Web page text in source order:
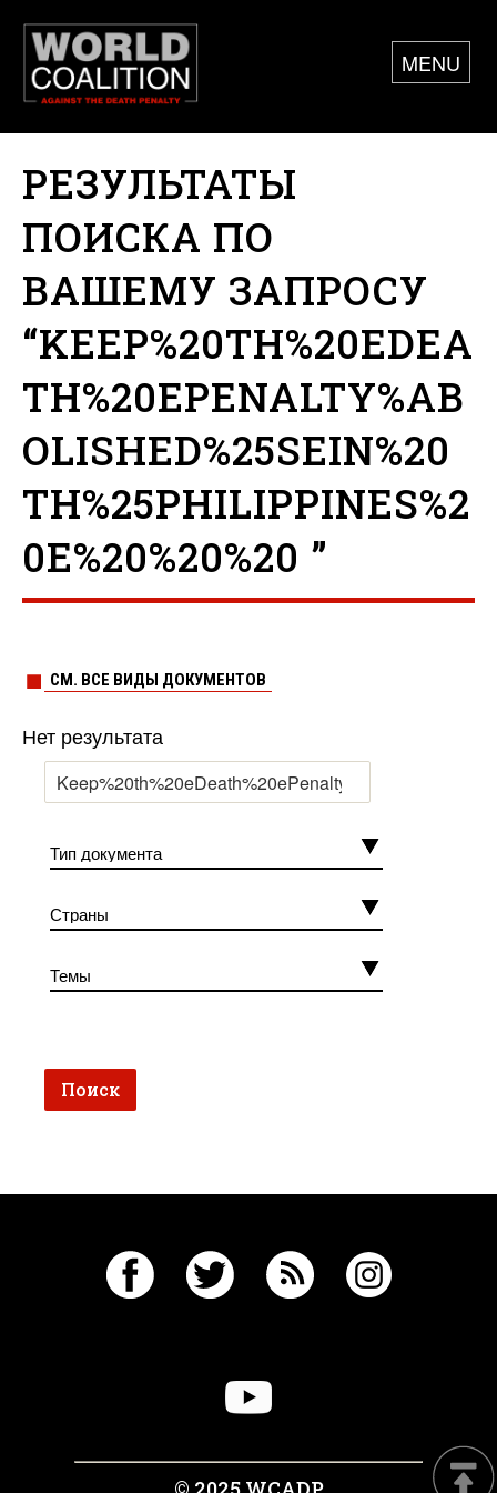
MENU
РЕЗУЛЬТАТЫ
ПОИСКА ПО
ВАШЕМУ ЗАПРОСУ
“KEEP%20TH%20EDEA
TH%20EPENALTY%AB
OLISHED%25SEIN%20
TH%25PHILIPPINES%2
0E%20%20%20 ”
СМ. ВСЕ ВИДЫ ДОКУМЕНТОВ
Нет результата